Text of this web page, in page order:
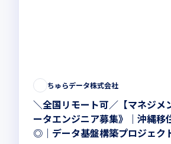
ちゅらデータ株式会社
＼全国リモート可／【マネジメ
ータエンジニア募集》｜沖縄移
◎｜データ基盤構築プロジェク